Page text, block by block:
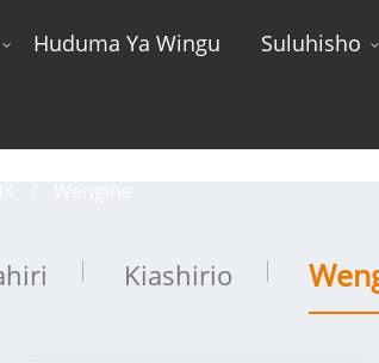
Huduma Ya Wingu Suluhisho
Wengine
Kiashirio